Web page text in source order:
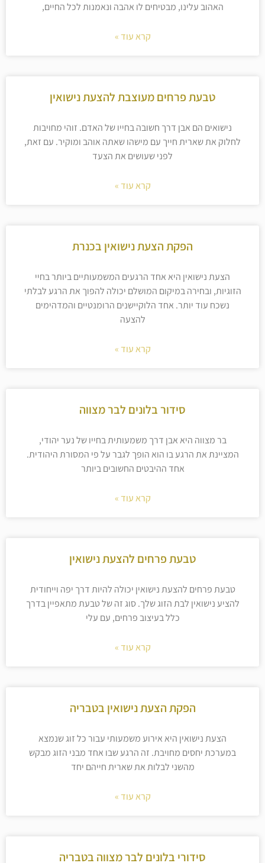
האהוב עלינו, מבטיחים לו אהבה ונאמנות לכל החיים,
קרא עוד »
טבעת פרחים מעוצבת להצעת נישואין
נישואים הם אבן דרך חשובה בחייו של האדם. זוהי מחויבות
לחלוק את שארית חייך עם מישהו שאתה אוהב ומוקיר. עם זאת,
לפני שעושים את הצעד
קרא עוד »
הפקת הצעת נישואין בכנרת
הצעת נישואין היא אחד הרגעים המשמעותיים ביותר בחיי
הזוגיות, ובחירה במיקום המושלם יכולה להפוך את הרגע לבלתי
נשכח עוד יותר. אחד הלוקיישנים הרומנטיים והמדהימים
להצעה
קרא עוד »
סידור בלונים לבר מצווה
בר מצווה היא אבן דרך משמעותית בחייו של נער יהודי,
המציינת את הרגע בו הוא הופך לגבר על פי המסורת היהודית.
אחד ההיבטים החשובים ביותר
קרא עוד »
טבעת פרחים להצעת נישואין
טבעת פרחים להצעת נישואין יכולה להיות דרך יפה וייחודית
להציע נישואין לבת הזוג שלך. סוג זה של טבעת מתאפיין בדרך
כלל בעיצוב פרחים, עם עלי
קרא עוד »
הפקת הצעת נישואין בטבריה
הצעת נישואין היא אירוע משמעותי עבור כל זוג שנמצא
במערכת יחסים מחויבת. זה הרגע שבו אחד מבני הזוג מבקש
מהשני לבלות את שארית חייהם יחד
קרא עוד »
סידורי בלונים לבר מצווה בטבריה